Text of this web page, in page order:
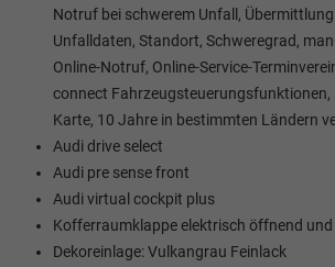
Notruf bei schwerem Unfall,
Unfalldaten, Standort, Schweregrad,
Online-Notruf, Online-Service-
connect Fahrzeugsteuerungsfunktionen,
Karte, 10 Jahre in bestimmten Ländern
Audi drive select
Audi pre sense front
Audi virtual cockpit plus
Kofferraumklappe elektrisch öffnend und
Dekoreinlage: Vulkangrau Feinlack